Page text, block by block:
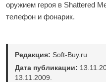
оружием героя в Shattered
телефон и фонарик.
Редакция: Soft-Buy.ru
Дата публикации:
13.11.2009.